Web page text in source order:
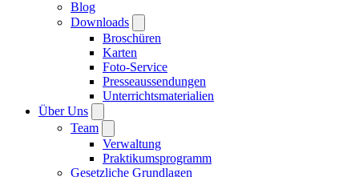
Blog
Downloads
Broschüren
Karten
Foto-Service
Presseaussendungen
Unterrichtsmaterialien
Über Uns
Team
Verwaltung
Praktikumsprogramm
Gesetzliche Grundlagen